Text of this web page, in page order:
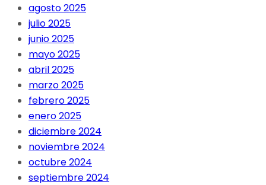
agosto 2025
julio 2025
junio 2025
mayo 2025
abril 2025
marzo 2025
febrero 2025
enero 2025
diciembre 2024
noviembre 2024
octubre 2024
septiembre 2024